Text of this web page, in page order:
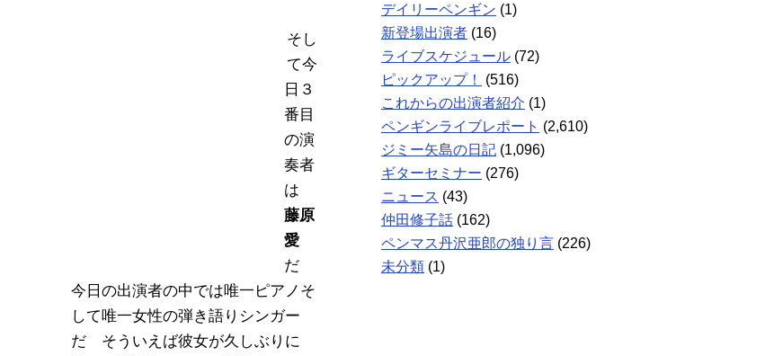
そし
て今
日３
番目
の演
奏者
は
藤原
愛
だ
今日の出演者の中では唯一ピアノそ
して唯一女性の弾き語りシンガー
だ そういえば彼女が久しぶりに
デイリーペンギン (1)
新登場出演者 (16)
ライブスケジュール (72)
ピックアップ！
(516)
これからの出演者紹介 (1)
ペンギンライブレポート (2,610)
ジミー矢島の日記 (1,096)
ギターセミナー (276)
ニュース (43)
仲田修子話 (162)
ペンマス丹沢亜郎の独り言 (226)
未分類 (1)